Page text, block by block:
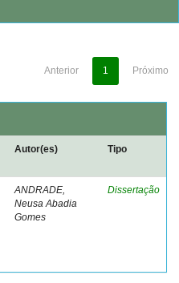
Anterior 1 Próximo
Autor(es) Tipo
ANDRADE,
Neusa Abadia
Gomes
Dissertação